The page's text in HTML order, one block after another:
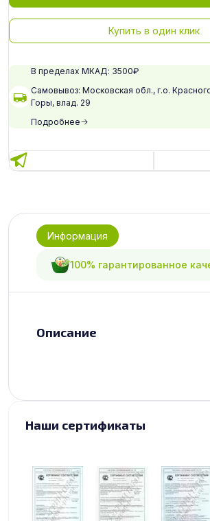
Купить в один клик
В пределах МКАД: 3500₽
Самовывоз: Московская обл., г.о.
Горы, влад. 29
Подробнее
Информация
100% гарантированное
Описание
Наши сертификаты